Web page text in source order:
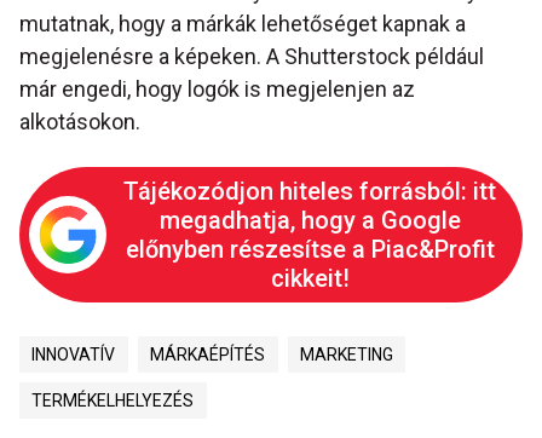
mutatnak, hogy a márkák lehetőséget kapnak a
megjelenésre a képeken. A Shutterstock például
már engedi, hogy logók is megjelenjen az
alkotásokon.
Tájékozódjon hiteles forrásból: itt
megadhatja, hogy a Google
előnyben részesítse a Piac&Profit
cikkeit!
INNOVATÍV MÁRKAÉPÍTÉS MARKETING
TERMÉKELHELYEZÉS